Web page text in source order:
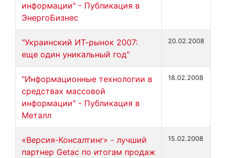
информации" - Публикация в
ЭнергоБизнес
"Украинский ИТ-рынок 2007:
еще один уникальный год"
20.02.2008
"Информационные технологии в
средствах массовой
информации" - Публикация в
Металл
18.02.2008
«Версия-Консалтинг» - лучший
партнер Getac по итогам продаж
15.02.2008